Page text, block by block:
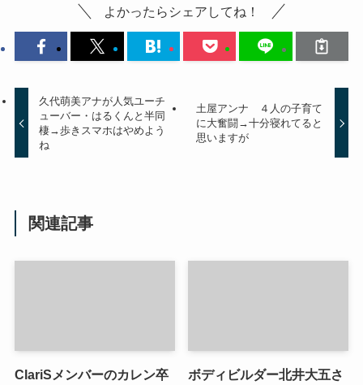
よかったらシェアしてね！
久代萌美アナが人気ユーチ
ューバー・はるくんと半同
棲→歩きスマホはやめよう
ね
土屋アンナ ４人の子育て
に大奮闘→十分寝れてると
思いますが
関連記事
ClariSメンバーのカレン卒
ボディビルダー北井大五さ